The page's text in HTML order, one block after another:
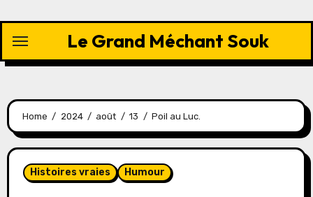
content
Le Grand Méchant Souk
Home 2024 août 13 Poil au Luc.
Histoires vraies Humour